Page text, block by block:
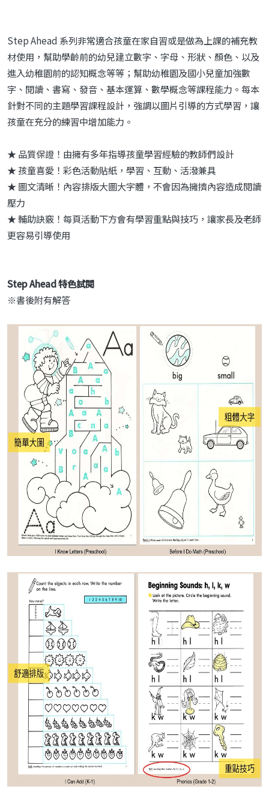
Step Ahead 系列非常適合孩童在家自習或是做為上課的補充教
材使用，幫助學齡前的幼兒建立數字、字母、形狀、顏色、以及
進入幼稚園前的認知概念等等；幫助幼稚園及國小兒童加強數
字、閱讀、書寫、發音、基本運算、數學概念等課程能力。每本
針對不同的主題學習課程設計，強調以圖片引導的方式學習，讓
孩童在充分的練習中增加能力。
★ 品質保證！由擁有多年指導孩童學習經驗的教師們設計
★ 孩童喜愛！彩色活動貼紙，學習、互動、活潑兼具
★ 圖文清晰！內容排版大圖大字體，不會因為擁擠內容造成閱讀
壓力
★ 輔助訣竅！每頁活動下方會有學習重點與技巧，讓家長及老師
更容易引導使用
Step Ahead特色試閱
※書後附有解答